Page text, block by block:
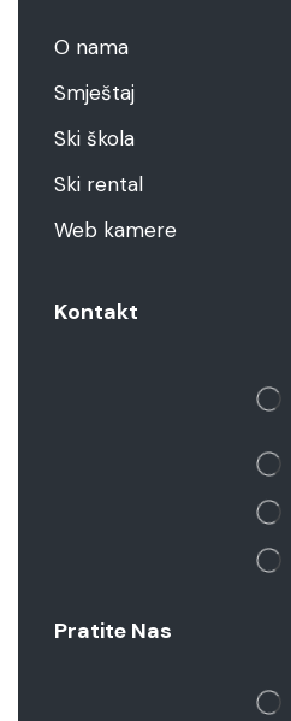
O nama
Smještaj
Ski škola
Ski rental
Web kamere
Kontakt
Pratite Nas